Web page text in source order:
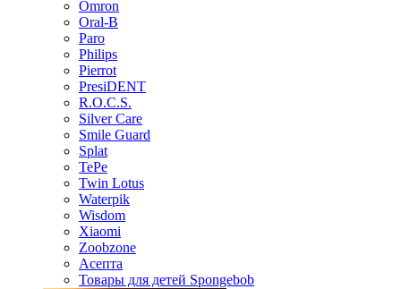
Omron
Oral-B
Paro
Philips
Pierrot
PresiDENT
R.O.C.S.
Silver Care
Smile Guard
Splat
TePe
Twin Lotus
Waterpik
Wisdom
Xiaomi
Zoobzone
Асепта
Товары для детей Spongebob